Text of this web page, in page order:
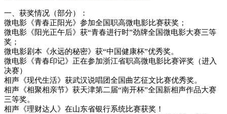
一、获奖情况（部分）：
微电影《青春正阳光》参加全国职高微电影比赛获奖；
微电影《阳光正午后》获“青春进行时”劲牌全国微电影大赛三等
奖；
微电影剧本《永远的秘密》获“中国健康杯”优秀奖。
微电影《青春印记》正在参加浙江省职高微电影比赛评奖（进入
决赛）
相声《现代生活》获武汉说唱团全国曲艺征文比赛优秀奖。
相声《相聚相亲节》获天津第二届“南开杯”全国新相声作品大赛
三等奖。
相声《理财达人》在山东省银行系统比赛获奖！